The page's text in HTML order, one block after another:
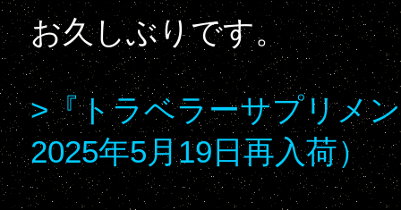
お久しぶりです。
>『トラベラーサプリメ
2025年5月19日再入荷）